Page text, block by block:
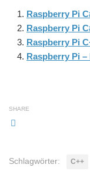
Raspberry Pi
Raspberry Pi
Raspberry Pi
Raspberry Pi
SHARE
Schlagwörter: C++